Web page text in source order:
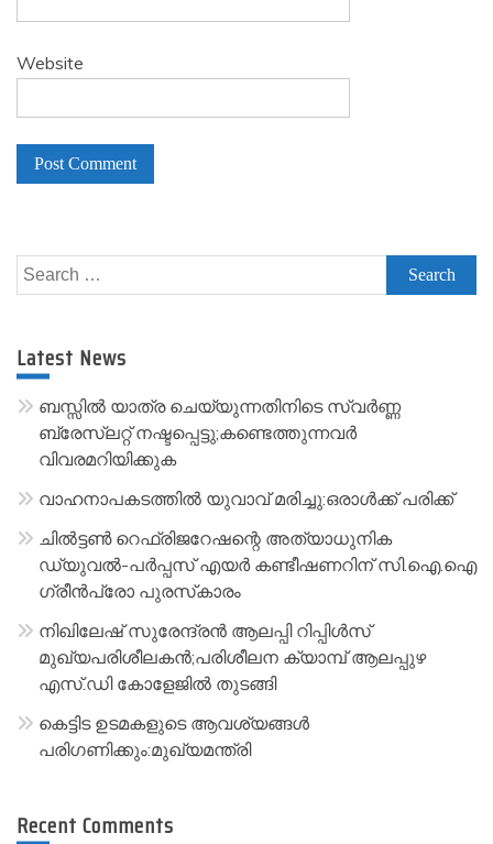
Website
l
n
a
v
:
Search
for:
Latest News
ബസ്സിൽ യാത്ര ചെയ്യുന്നതിനിടെ സ്വർണ്ണ
ബ്രേസ്‌ലറ്റ് നഷ്ടപ്പെട്ടു;കണ്ടെത്തുന്നവർ
വിവരമറിയിക്കുക
വാഹനാപകടത്തിൽ യുവാവ് മരിച്ചു:ഒരാൾക്ക് പരിക്ക്
ചിൽട്ടൺ റെഫ്രിജറേഷന്റെ അത്യാധുനിക
ഡ്യുവൽ-പർപ്പസ് എയർ കണ്ടീഷണറിന് സി.ഐ.ഐ
ഗ്രീൻപ്രോ പുരസ്‌കാരം
നിഖിലേഷ് സുരേന്ദ്രൻ ആലപ്പി റിപ്പിൾസ്
മുഖ്യപരിശീലകൻ;പരിശീലന ക്യാമ്പ് ആലപ്പുഴ
എസ്.ഡി കോളേജിൽ തുടങ്ങി
കെട്ടിട ഉടമകളുടെ ആവശ്യങ്ങൾ
പരിഗണിക്കും:മുഖ്യമന്ത്രി
Recent Comments